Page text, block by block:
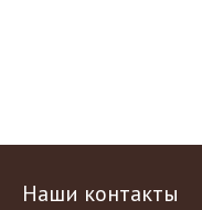
Наши контакты